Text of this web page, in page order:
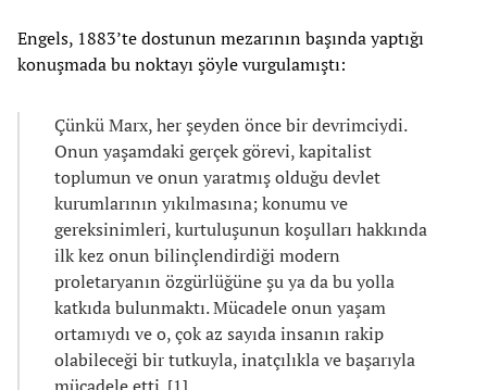
Engels, 1883’te dostunun mezarının başında yaptığı
konuşmada bu noktayı şöyle vurgulamıştı:
Çünkü Marx, her şeyden önce bir devrimciydi.
Onun yaşamdaki gerçek görevi, kapitalist
toplumun ve onun yaratmış olduğu devlet
kurumlarının yıkılmasına; konumu ve
gereksinimleri, kurtuluşunun koşulları hakkında
ilk kez onun bilinçlendirdiği modern
proletaryanın özgürlüğüne şu ya da bu yolla
katkıda bulunmaktı. Mücadele onun yaşam
ortamıydı ve o, çok az sayıda insanın rakip
olabileceği bir tutkuyla, inatçılıkla ve başarıyla
mücadele etti. [1]